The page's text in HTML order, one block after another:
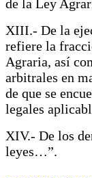
de la Ley
XIII.- De la
refiere la
Agraria, así
arbitrales en
de que se
legales
XIV.- De los
leyes…”.